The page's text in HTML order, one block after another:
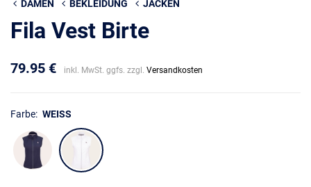
DAMEN BEKLEIDUNG JACKEN
Fila Vest Birte
79.95 € inkl. MwSt. ggfs. zzgl. Versandkosten
Farbe: WEISS